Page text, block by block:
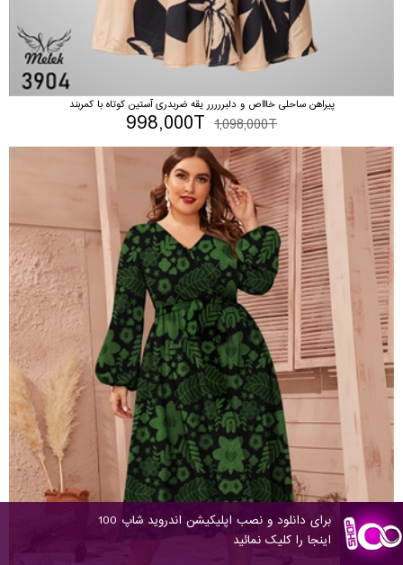
پیراهن ساحلی خاااص و دلبررررر یقه ضربدری آستین کوتاه با کمربند
1,098,000T
998,000T
برای دانلود و نصب اپلیکیشن اندروید شاپ 100
اینجا را کلیک نمائید